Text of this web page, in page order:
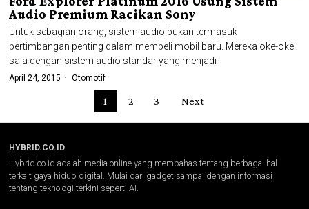
Audio Premium Racikan Sony
Untuk sebagian orang, sistem audio bukan termasuk
pertimbangan penting dalam membeli mobil baru. Mereka oke-oke
saja dengan sistem audio standar yang menjadi
April 24, 2015 Otomotif
1 2 3 Next
HYBRID.CO.ID
Hybrid.co.id adalah media online yang membahas tentang berbagai hal
terkait gaya hidup digital. Mulai dari gadget sampai dengan informasi
tentang teknologi terkini seperti AI.